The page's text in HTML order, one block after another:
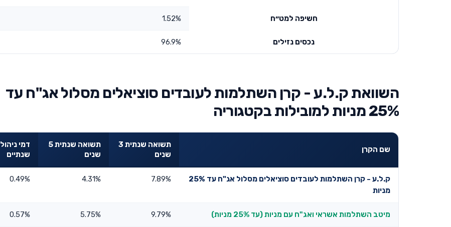
חשיפה למט״ח 1.52%
נכסים נזילים 96.9%
השוואת ק.ל.ע - קרן השתלמות לעובדים סוציאלים מסלול אג"ח עד
25% מניות למובילות בקטגוריה
שם הקרן
תשואה שנתית 3
שנים
תשואה שנתית 5
שנים
דמי ניהול
שנתיים
ק.ל.ע - קרן השתלמות לעובדים סוציאלים מסלול אג"ח עד 25%
מניות
7.89%
4.31%
0.49%
מיטב השתלמות אשראי ואג"ח עם מניות (עד 25% מניות) 9.79%
5.75%
0.57%